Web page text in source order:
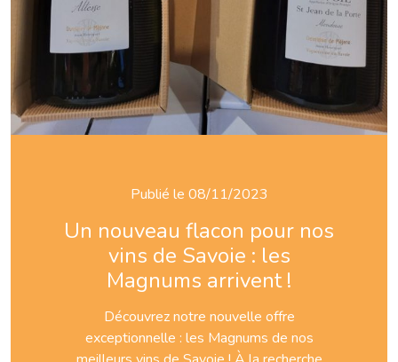
Publié le 08/11/2023
Un nouveau flacon pour nos
vins de Savoie : les
Magnums arrivent !
Découvrez notre nouvelle offre
exceptionnelle : les Magnums de nos